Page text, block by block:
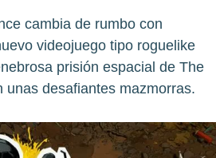
cambia de rumbo con
videojuego tipo roguelike
prisión espacial de The
unas desafiantes mazmorras.